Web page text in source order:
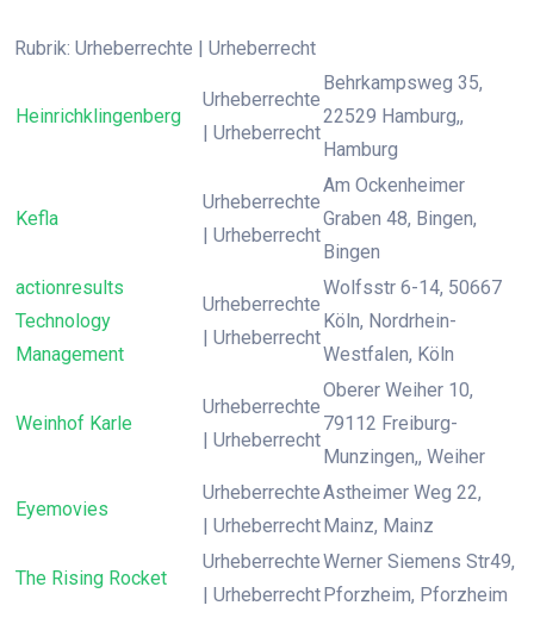
Rubrik: Urheberrechte | Urheberrecht
Heinrichklingenberg
Urheberrechte
| Urheberrecht
Behrkampsweg 35,
22529 Hamburg,,
Hamburg
Kefla
Urheberrechte
| Urheberrecht
Am Ockenheimer
Graben 48, Bingen,
Bingen
actionresults
Technology
Management
Urheberrechte
| Urheberrecht
Wolfsstr 6-14, 50667
Köln, Nordrhein-
Westfalen, Köln
Weinhof Karle
Urheberrechte
| Urheberrecht
Oberer Weiher 10,
79112 Freiburg-
Munzingen,, Weiher
Eyemovies
Urheberrechte
| Urheberrecht
Astheimer Weg 22,
Mainz, Mainz
The Rising Rocket
Urheberrechte
| Urheberrecht
Werner Siemens Str49,
Pforzheim, Pforzheim